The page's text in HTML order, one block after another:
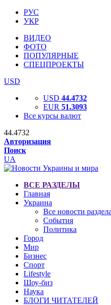
РУС
УКР
ВИДЕО
ФОТО
ПОПУЛЯРНЫЕ
СПЕЦПРОЕКТЫ
USD
USD 44.4732
EUR 51.3093
Все курсы валют
44.4732
Авторизация
Поиск
UA
ВСЕ РАЗДЕЛЫ
Главная
Украина
Все новости раздела
События
Политика
Город
Мир
Бизнес
Спорт
Lifestyle
Шоу-биз
Наука
БЛОГИ ЧИТАТЕЛЕЙ